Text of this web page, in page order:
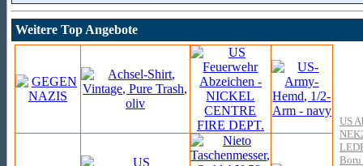
Weitere Top Angebote
US
Boru